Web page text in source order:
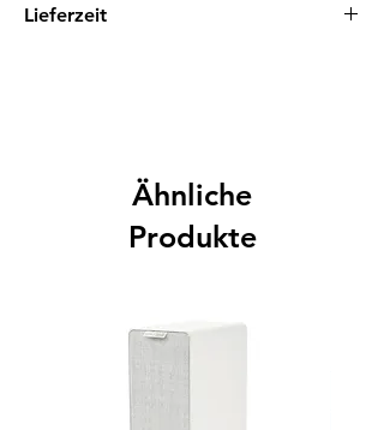
Lieferzeit
Ähnliche
Produkte